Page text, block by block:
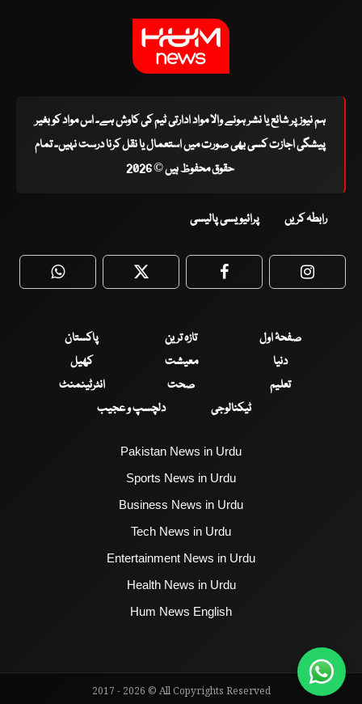
ہم نیوز پر شائع یا نشر ہونے والا مواد ادارتی ٹیم کی کاوش ہے۔ اس مواد کو بغیر
پیشگی اجازت کسی بھی صورت میں استعمال یا نقل کرنا درست نہیں۔ تمام
حقوق محفوظ ہیں © 2026
رابطہ کریں پرائیویسی پالیسی
WhatsApp Twitter Facebook
صفحۂ اول تازہ ترین
پاکستان
دنیا
معیشت
کھیل
تعلیم
صحت
انٹرٹینمنٹ
ٹیکنالوجی
دلچسپ و عجیب
Pakistan News in Urdu
Sports News in Urdu
Business News in Urdu
Tech News in Urdu
Entertainment News in Urdu
Health News in Urdu
Hum News English
2017 - 2026 © All Copyrights Reserved